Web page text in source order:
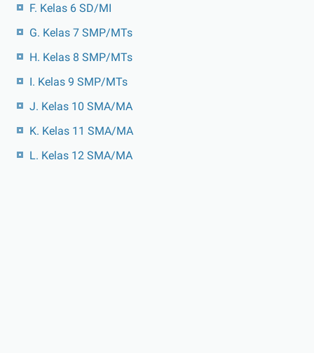
F. Kelas 6 SD/MI
G. Kelas 7 SMP/MTs
H. Kelas 8 SMP/MTs
I. Kelas 9 SMP/MTs
J. Kelas 10 SMA/MA
K. Kelas 11 SMA/MA
L. Kelas 12 SMA/MA